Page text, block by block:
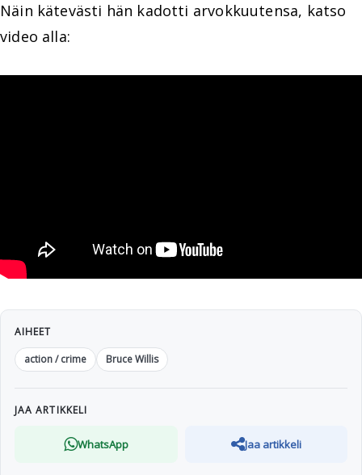
Näin kätevästi hän kadotti arvokkuutensa, katso
video alla:
AIHEET
action / crime
Bruce Willis
JAA ARTIKKELI
WhatsApp Jaa artikkeli